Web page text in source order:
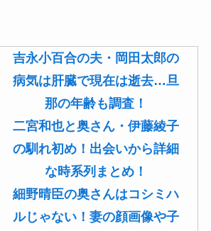
吉永小百合の夫・岡田太郎の
病気は肝臓で現在は逝去…旦
那の年齢も調査！
二宮和也と奥さん・伊藤綾子
の馴れ初め！出会いから詳細
な時系列まとめ！
細野晴臣の奥さんはコシミハ
ルじゃない！妻の顔画像や子